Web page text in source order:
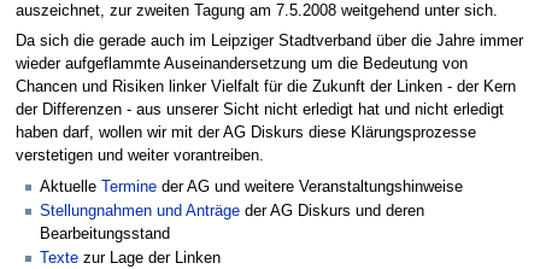
auszeichnet, zur zweiten Tagung am 7.5.2008 weitgehend unter sich.
Da sich die gerade auch im Leipziger Stadtverband über die Jahre immer
wieder aufgeflammte Auseinandersetzung um die Bedeutung von
Chancen und Risiken linker Vielfalt für die Zukunft der Linken - der Kern
der Differenzen - aus unserer Sicht nicht erledigt hat und nicht erledigt
haben darf, wollen wir mit der AG Diskurs diese Klärungsprozesse
verstetigen und weiter vorantreiben.
Aktuelle Termine der AG und weitere Veranstaltungshinweise
Stellungnahmen und Anträge der AG Diskurs und deren
Bearbeitungsstand
Texte zur Lage der Linken